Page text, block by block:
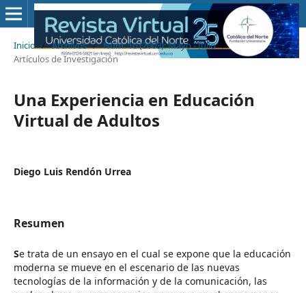
Inicio / Archivos / Núm. 10 (2003): Mayo - Julio /
Artículos de Investigación
Una Experiencia en Educación
Virtual de Adultos
Diego Luis Rendón Urrea
Resumen
Se trata de un ensayo en el cual se expone que la educación
moderna se mueve en el escenario de las nuevas
tecnologías de la información y de la comunicación, las